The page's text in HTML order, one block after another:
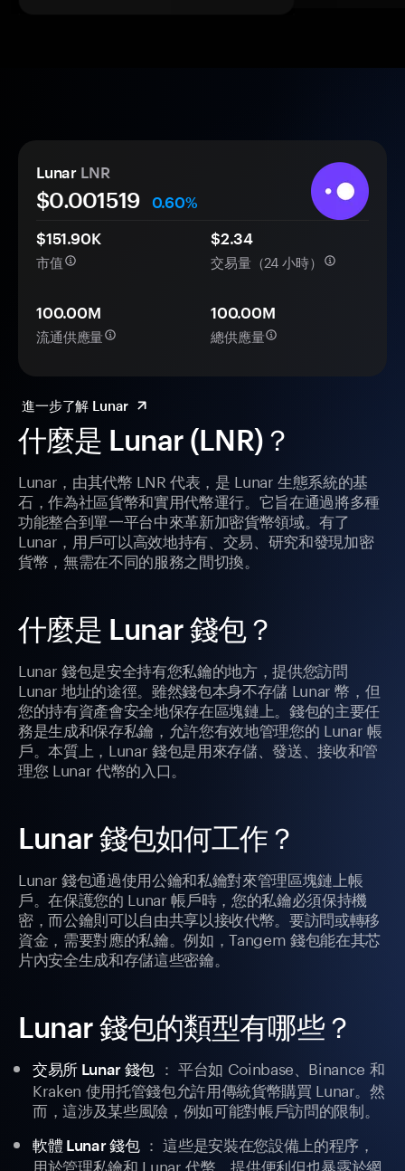
什麼是 Lunar (LNR)？
Lunar，由其代幣 LNR 代表，是 Lunar 生態系統的基
石，作為社區貨幣和實用代幣運行。它旨在通過將多種
功能整合到單一平台中來革新加密貨幣領域。有了
Lunar，用戶可以高效地持有、交易、研究和發現加密
貨幣，無需在不同的服務之間切換。
什麼是 Lunar 錢包？
Lunar 錢包是安全持有您私鑰的地方，提供您訪問
Lunar 地址的途徑。雖然錢包本身不存儲 Lunar 幣，但
您的持有資產會安全地保存在區塊鏈上。錢包的主要任
務是生成和保存私鑰，允許您有效地管理您的 Lunar 帳
戶。本質上，Lunar 錢包是用來存儲、發送、接收和管
理您 Lunar 代幣的入口。
Lunar 錢包如何工作？
Lunar 錢包通過使用公鑰和私鑰對來管理區塊鏈上帳
戶。在保護您的 Lunar 帳戶時，您的私鑰必須保持機
密，而公鑰則可以自由共享以接收代幣。要訪問或轉移
資金，需要對應的私鑰。例如，Tangem 錢包能在其芯
片內安全生成和存儲這些密鑰。
Lunar 錢包的類型有哪些？
交易所 Lunar 錢包： 平台如 Coinbase、Binance 和
Kraken 使用托管錢包允許用傳統貨幣購買 Lunar。然
而，這涉及某些風險，例如可能對帳戶訪問的限制。
軟體 Lunar 錢包： 這些是安裝在您設備上的程序，
用於管理私鑰和 Lunar 代幣，提供便利但也暴露於網
Lunar LNR
$0.001519
0.60%
$151.90K
市值
$2.34
交易量（24 小時）
100.00M
流通供應量
100.00M
總供應量
進一步了解 Lunar